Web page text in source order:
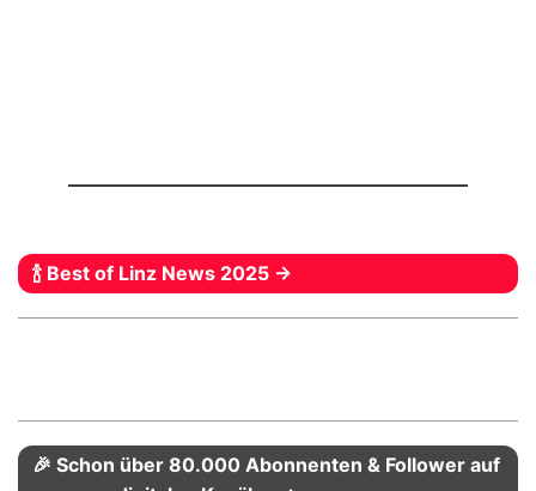
🍾 Best of Linz News 2025 →
🎉 Schon über 80.000 Abonnenten & Follower auf